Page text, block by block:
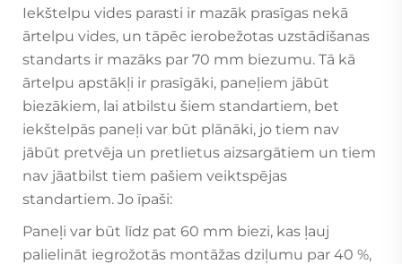
Iekštelpu vides parasti ir mazāk prasīgas nekā
ārtelpu vides, un tāpēc ierobežotas uzstādīšanas
standarts ir mazāks par 70 mm biezumu. Tā kā
ārtelpu apstākļi ir prasīgāki, paneļiem jābūt
biezākiem, lai atbilstu šiem standartiem, bet
iekštelpās paneļi var būt plānāki, jo tiem nav
jābūt pretvēja un pretlietus aizsargātiem un tiem
nav jāatbilst tiem pašiem veiktspējas
standartiem. Jo īpaši:
Paneļi var būt līdz pat 60 mm biezi, kas ļauj
palielināt iegrožotās montāžas dziļumu par 40 %,